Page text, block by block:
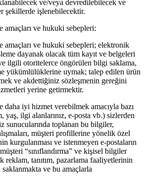
ve/veya devredilebilecek ve
şekillerde işlenebilecektir.
ve hukuki sebepleri:
amaçları ve hukuki sebepleri; elektronik
dayanak olacak tüm kayıt ve belgeleri
ilgili otoritelerce öngörülen bilgi saklama,
yükümlülüklerine uymak; talep edilen ürün
ve akdettiğiniz sözleşmenin gereğini
yerine getirmektir.
daha iyi hizmet verebilmek amacıyla bazı
ilgi alanlarınız, e-posta vb.) sizlerden
sunucularında toplanan bu bilgiler,
müşteri profillerine yönelik özel
kurgulanması ve istenmeyen e-postaların
“sınıflandırma” ve kişisel bilgiler
reklam, tanıtım, pazarlama faaliyetlerinin
saklanmakta ve bu amaçlarla